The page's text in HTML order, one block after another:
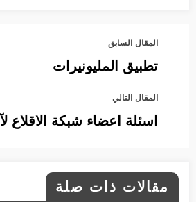
المقال السابق
تطبيق المليونيرات
المقال التالي
اسئلة اعضاء شبكة الاقلاع
مقالات ذات صلة